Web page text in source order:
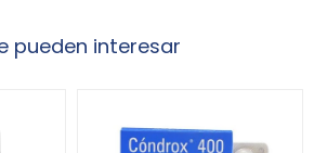
pueden interesar